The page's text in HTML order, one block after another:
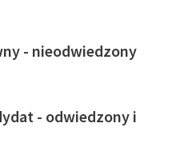
- nieodwiedzony
- odwiedzony i